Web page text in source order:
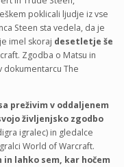
poklicali ljudje iz vse
Steen sta vedela, da je
imel skoraj desetletje še
Zgodba o Matsu in
dokumentarcu The
preživim v oddaljenem
življenjsko zgodbo
igralec) in gledalce
World of Warcraft.
lahko sem, kar hočem